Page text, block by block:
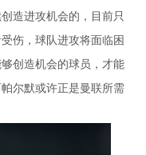
造进攻机会的，目前只
伤，球队进攻将面临困
创造机会的球员，才能
尔默或许正是曼联所需